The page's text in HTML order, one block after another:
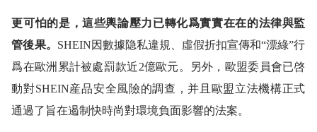
更可怕的是，這些輿論壓力已轉化爲實實在在的法律與監
管後果。 SHEIN因數據隐私違規、虛假折扣宣傳和“漂綠”行
爲在歐洲累計被處罰款近2億歐元。另外，歐盟委員會已啓
動對SHEIN産品安全風險的調查，并且歐盟立法機構正式
通過了旨在遏制快時尚對環境負面影響的法案。